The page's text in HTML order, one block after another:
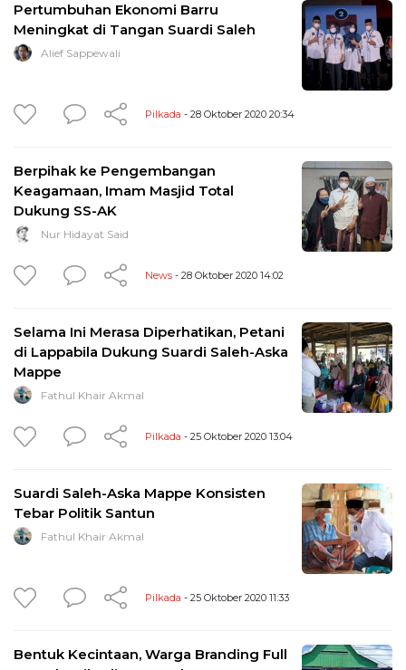
Pertumbuhan Ekonomi Barru
Meningkat di Tangan Suardi Saleh
Alief Sappewali
Pilkada - 28 Oktober 2020 20:34
Berpihak ke Pengembangan
Keagamaan, Imam Masjid Total
Dukung SS-AK
Nur Hidayat Said
News - 28 Oktober 2020 14:02
Selama Ini Merasa Diperhatikan, Petani
di Lappabila Dukung Suardi Saleh-Aska
Mappe
Fathul Khair Akmal
Pilkada - 25 Oktober 2020 13:04
Suardi Saleh-Aska Mappe Konsisten
Tebar Politik Santun
Fathul Khair Akmal
Pilkada - 25 Oktober 2020 11:33
Bentuk Kecintaan, Warga Branding Full